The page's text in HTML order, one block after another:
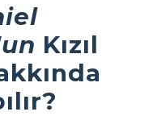
Kızıl